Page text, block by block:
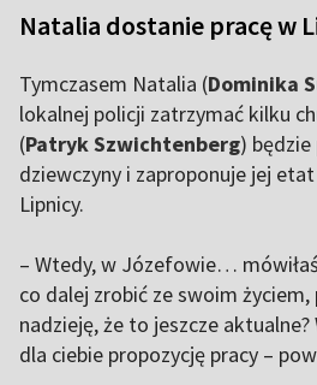
Natalia dostanie pracę w
Tymczasem Natalia (Dominika
lokalnej policji zatrzymać kilku
(Patryk Szwichtenberg)
dziewczyny i zaproponuje jej
Lipnicy.
– Wtedy, w Józefowie…
co dalej zrobić ze swoim
nadzieję, że to jeszcze
dla ciebie propozycję pracy –